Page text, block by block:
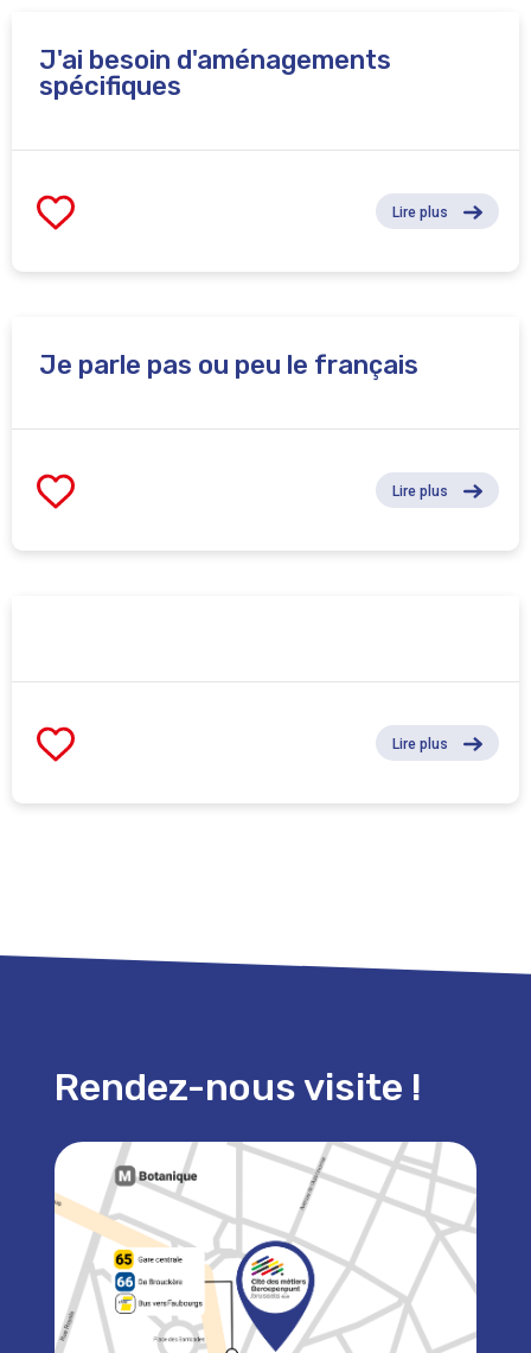
J'ai besoin d'aménagements
spécifiques
Lire plus
Je parle pas ou peu le français
Lire plus
Lire plus
Rendez-nous visite !